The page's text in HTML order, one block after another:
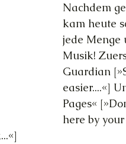
Götter
Frau &
Nachdem
kam heute
jede Menge
Musik!
Guardian
easier....«]
Pages«
here by